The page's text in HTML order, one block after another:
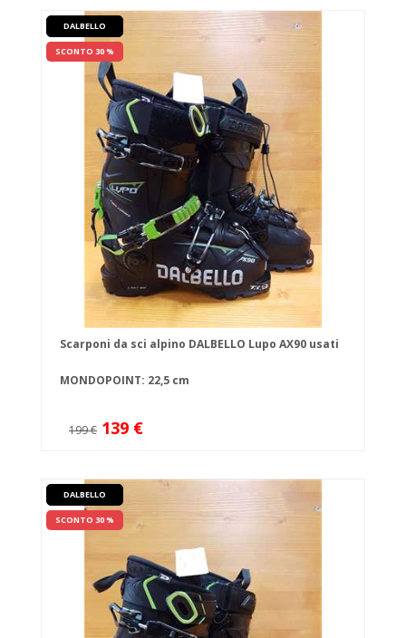
DALBELLO
SCONTO 30 %
Scarponi da sci alpino DALBELLO Lupo AX90 usati
MONDOPOINT: 22,5 cm
199 € 139 €
DALBELLO
SCONTO 30 %